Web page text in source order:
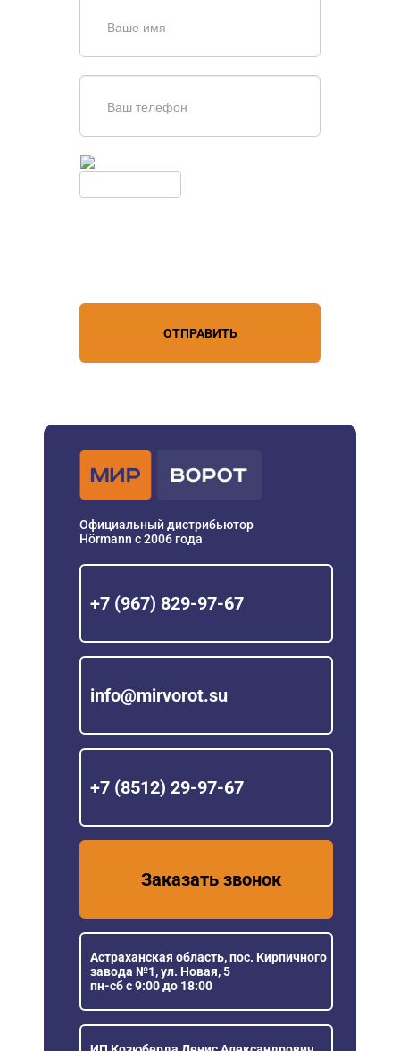
ОТПРАВИТЬ
Официальный дистрибьютор
Hörmann с 2006 года
+7 (967) 829-97-67
info@mirvorot.su
+7 (8512) 29-97-67
Заказать звонок
Астраханская область, пос. Кирпичного
завода №1, ул. Новая, 5
пн-сб с 9:00 до 18:00